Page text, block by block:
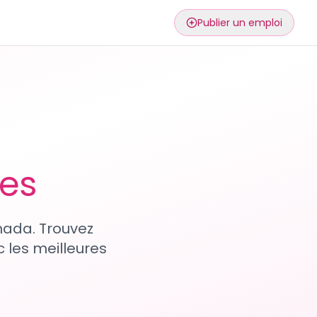
Publier un emploi
Trouvez
les meilleures